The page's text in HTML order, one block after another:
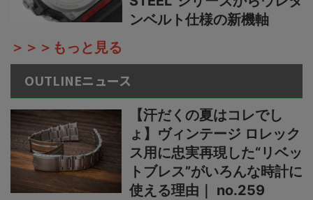
ンベルト仕様の新機軸
＞＞＞もっと見る
OUTLINEニュース
【汗だくの夏はコレでし
ょ】ヴィンテージ ロレック
ス用に忠実再現した“リベッ
トブレス”がいろんな時計に
使える理由｜ no.259